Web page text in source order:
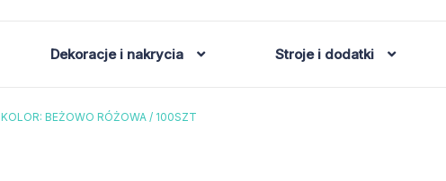
Dekoracje i nakrycia Stroje i dodatki
BEŻOWO RÓŻOWA / 100SZT